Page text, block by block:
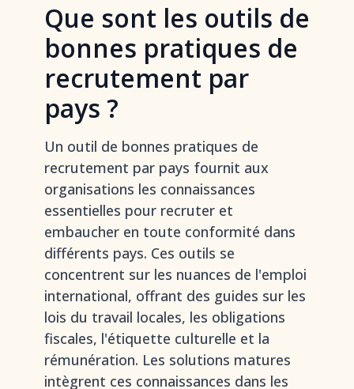
Que sont les outils de
bonnes pratiques de
recrutement par
pays ?
Un outil de bonnes pratiques de
recrutement par pays fournit aux
organisations les connaissances
essentielles pour recruter et
embaucher en toute conformité dans
différents pays. Ces outils se
concentrent sur les nuances de l'emploi
international, offrant des guides sur les
lois du travail locales, les obligations
fiscales, l'étiquette culturelle et la
rémunération. Les solutions matures
intègrent ces connaissances dans les